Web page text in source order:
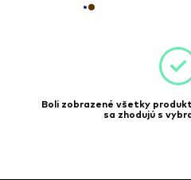
Boli zobrazené všetky
sa zhodujú s